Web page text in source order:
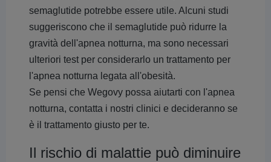
semaglutide potrebbe essere utile. Alcuni studi
suggeriscono che il semaglutide può ridurre la
gravità dell'apnea notturna, ma sono necessari
ulteriori test per considerarlo un trattamento per
l'apnea notturna legata all'obesità.
Se pensi che Wegovy possa aiutarti con l'apnea
notturna, contatta i nostri clinici e decideranno se
è il trattamento giusto per te.
Il rischio di malattie può diminuire